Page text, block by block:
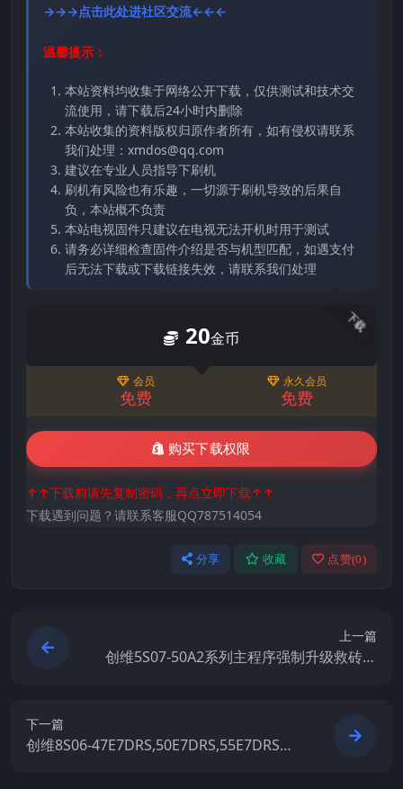
→→→点击此处进社区交流←←←
温馨提示：
本站资料均收集于网络公开下载，仅供测试和技术交
流使用，请下载后24小时内删除
本站收集的资料版权归原作者所有，如有侵权请联系
我们处理：xmdos@qq.com
建议在专业人员指导下刷机
刷机有风险也有乐趣，一切源于刷机导致的后果自
负，本站概不负责
本站电视固件只建议在电视无法开机时用于测试
请务必详细检查固件介绍是否与机型匹配，如遇支付
后无法下载或下载链接失效，请联系我们处理
下载
20金币
会员
免费
永久会员
免费
购买下载权限
↑↑下载前请先复制密码，再点立即下载↑↑
下载遇到问题？请联系客服QQ787514054
分享 收藏 点赞(0)
上一篇
创维5S07-50A2系列主程序强制升级救砖刷
下一篇
创维8S06-47E7DRS,50E7DRS,55E7DRS强